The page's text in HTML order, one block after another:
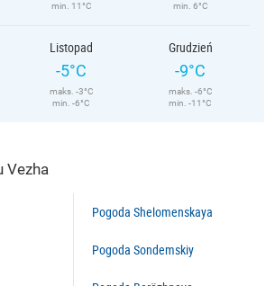
min. 11°C
min. 6°C
Listopad
-5°C
maks. -3°C
min. -6°C
Grudzień
-9°C
maks. -6°C
min. -11°C
Vezha
Pogoda Shelomenskaya
Pogoda Sondemskiy